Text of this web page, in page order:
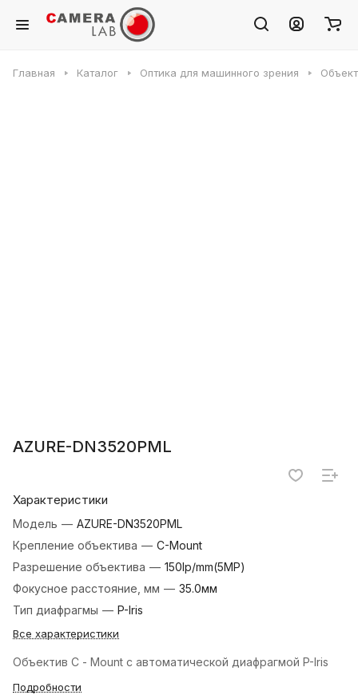
Главная Каталог Оптика для машинного зрения
AZURE-DN3520PML
Характеристики
Модель — AZURE-DN3520PML
Крепление объектива — C-Mount
Разрешение объектива — 150lp/mm(5MP)
Фокусное расстояние, мм — 35.0мм
Тип диафрагмы — P-Iris
Все характеристики
Объектив C - Mount с автоматической диафрагмой P-Iris
Подробности